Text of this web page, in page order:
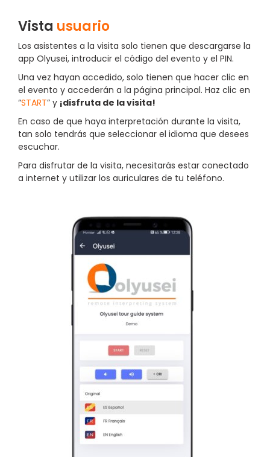
Vista usuario
Los asistentes a la visita solo tienen que descargarse la
app Olyusei, introducir el código del evento y el PIN.
Una vez hayan accedido, solo tienen que hacer clic en
el evento y accederán a la página principal. Haz clic en
“START” y ¡disfruta de la visita!
En caso de que haya interpretación durante la visita,
tan solo tendrás que seleccionar el idioma que desees
escuchar.
Para disfrutar de la visita, necesitarás estar conectado
a internet y utilizar los auriculares de tu teléfono.